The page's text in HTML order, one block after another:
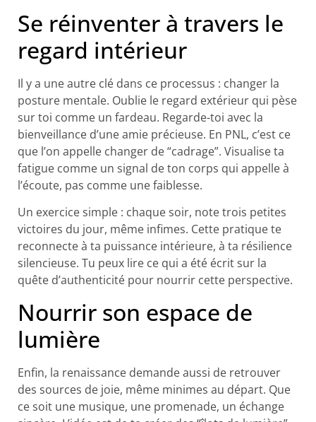
Se réinventer à travers le
regard intérieur
Il y a une autre clé dans ce processus : changer la
posture mentale. Oublie le regard extérieur qui pèse
sur toi comme un fardeau. Regarde-toi avec la
bienveillance d’une amie précieuse. En PNL, c’est ce
que l’on appelle changer de “cadrage”. Visualise ta
fatigue comme un signal de ton corps qui appelle à
l’écoute, pas comme une faiblesse.
Un exercice simple : chaque soir, note trois petites
victoires du jour, même infimes. Cette pratique te
reconnecte à ta puissance intérieure, à ta résilience
silencieuse. Tu peux lire ce qui a été écrit sur la
quête d’authenticité pour nourrir cette perspective.
Nourrir son espace de
lumière
Enfin, la renaissance demande aussi de retrouver
des sources de joie, même minimes au départ. Que
ce soit une musique, une promenade, un échange